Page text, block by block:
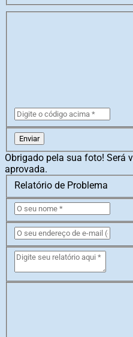
Enviar
Obrigado pela sua foto! Será
aprovada.
Relatório de Problema